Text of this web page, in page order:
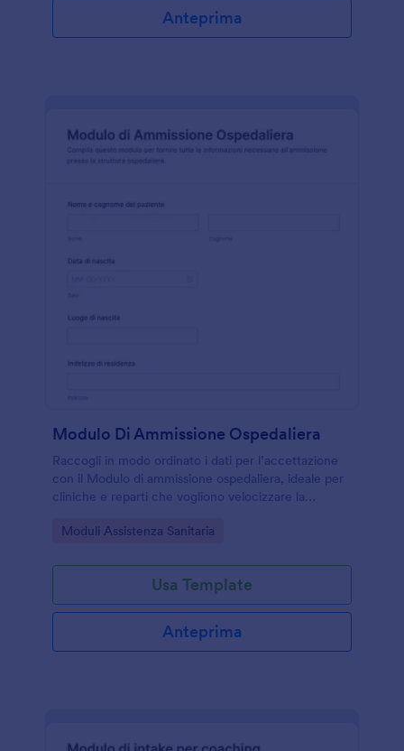
Anteprima
Modulo Di Ammissione Ospedaliera
Raccogli in modo ordinato i dati per l’accettazione
con il Modulo di ammissione ospedaliera, ideale per
cliniche e reparti che vogliono velocizzare la
Jotform.
Go to Category:
Moduli Assistenza Sanitaria
Usa Template
Anteprima